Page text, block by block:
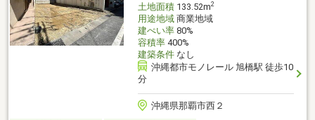
土地面積133.52m2
用途地域商業地域
建ぺい率80%
容積率400%
建築条件なし
沖縄都市モノレール 旭橋駅 徒歩10
分
沖縄県那覇市西２